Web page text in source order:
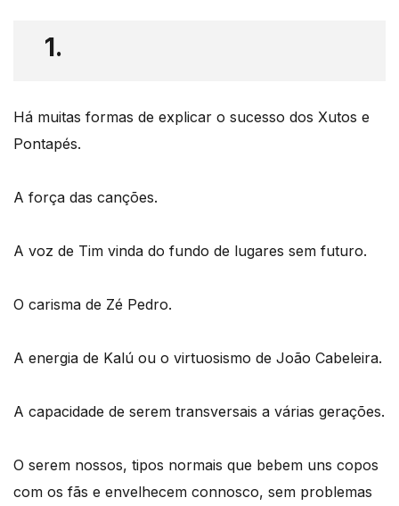
1.
Há muitas formas de explicar o sucesso dos Xutos e
Pontapés.
A força das canções.
A voz de Tim vinda do fundo de lugares sem futuro.
O carisma de Zé Pedro.
A energia de Kalú ou o virtuosismo de João Cabeleira.
A capacidade de serem transversais a várias gerações.
O serem nossos, tipos normais que bebem uns copos
com os fãs e envelhecem connosco, sem problemas